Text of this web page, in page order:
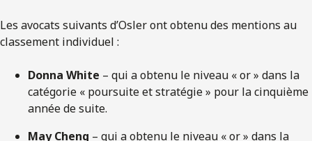
Les avocats suivants d’Osler ont obtenu des mentions au
classement individuel :
Donna White – qui a obtenu le niveau « or » dans la
catégorie « poursuite et stratégie » pour la cinquième
année de suite.
May Cheng – qui a obtenu le niveau « or » dans la